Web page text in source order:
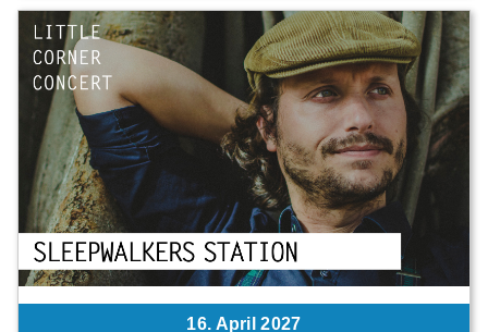
16. April 2027